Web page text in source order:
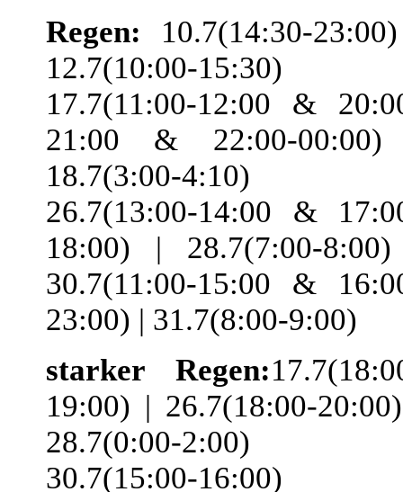
Regen: 10.7(14:30-
12.7(10:00-
17.7(11:00-12:00 &
21:00 & 22:00-
18.7(3:00-4:10)
26.7(13:00-14:00 &
18:00) | 28.7(7:00-
30.7(11:00-15:00 &
23:00) | 31.7(8:00-9:00)
starker Regen:
19:00) | 26.7(18:00-
28.7(0:00-2:00)
30.7(15:00-16:00)